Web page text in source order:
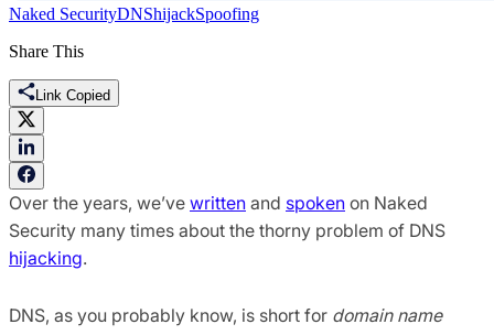
Naked SecurityDNShijackSpoofing
Share This
Link Copied
Over the years, we’ve written and spoken on Naked
Security many times about the thorny problem of DNS
hijacking.
DNS, as you probably know, is short for domain name